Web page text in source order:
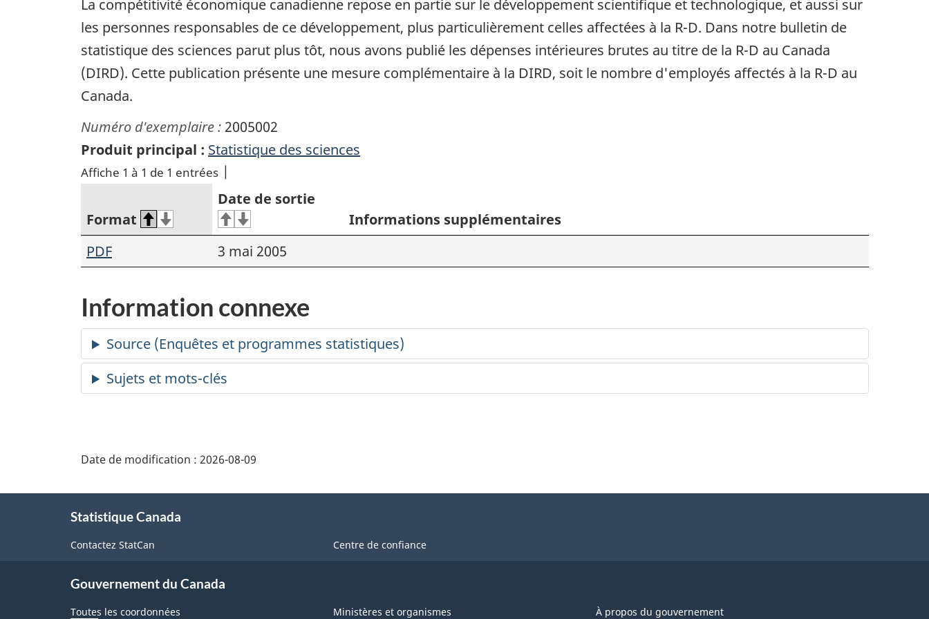
La compétitivité économique canadienne repose en partie sur le développement scientifique et technologique, et aussi sur
les personnes responsables de ce développement, plus particulièrement celles affectées à la R-D. Dans notre bulletin de
statistique des sciences parut plus tôt, nous avons publié les dépenses intérieures brutes au titre de la R-D au Canada
(DIRD). Cette publication présente une mesure complémentaire à la DIRD, soit le nombre d'employés affectés à la R-D au
Canada.
Numéro d'exemplaire : 2005002
Produit principal : Statistique des sciences
Affiche 1 à 1 de 1 entrées
Format
Date de sortie
Informations supplémentaires
PDF
3 mai 2005
Information connexe
Date de modification : 2026-08-09
Statistique Canada
Contactez StatCan Centre de confiance
Gouvernement du Canada
Toutes les coordonnées Ministères et organismes À propos du gouvernement